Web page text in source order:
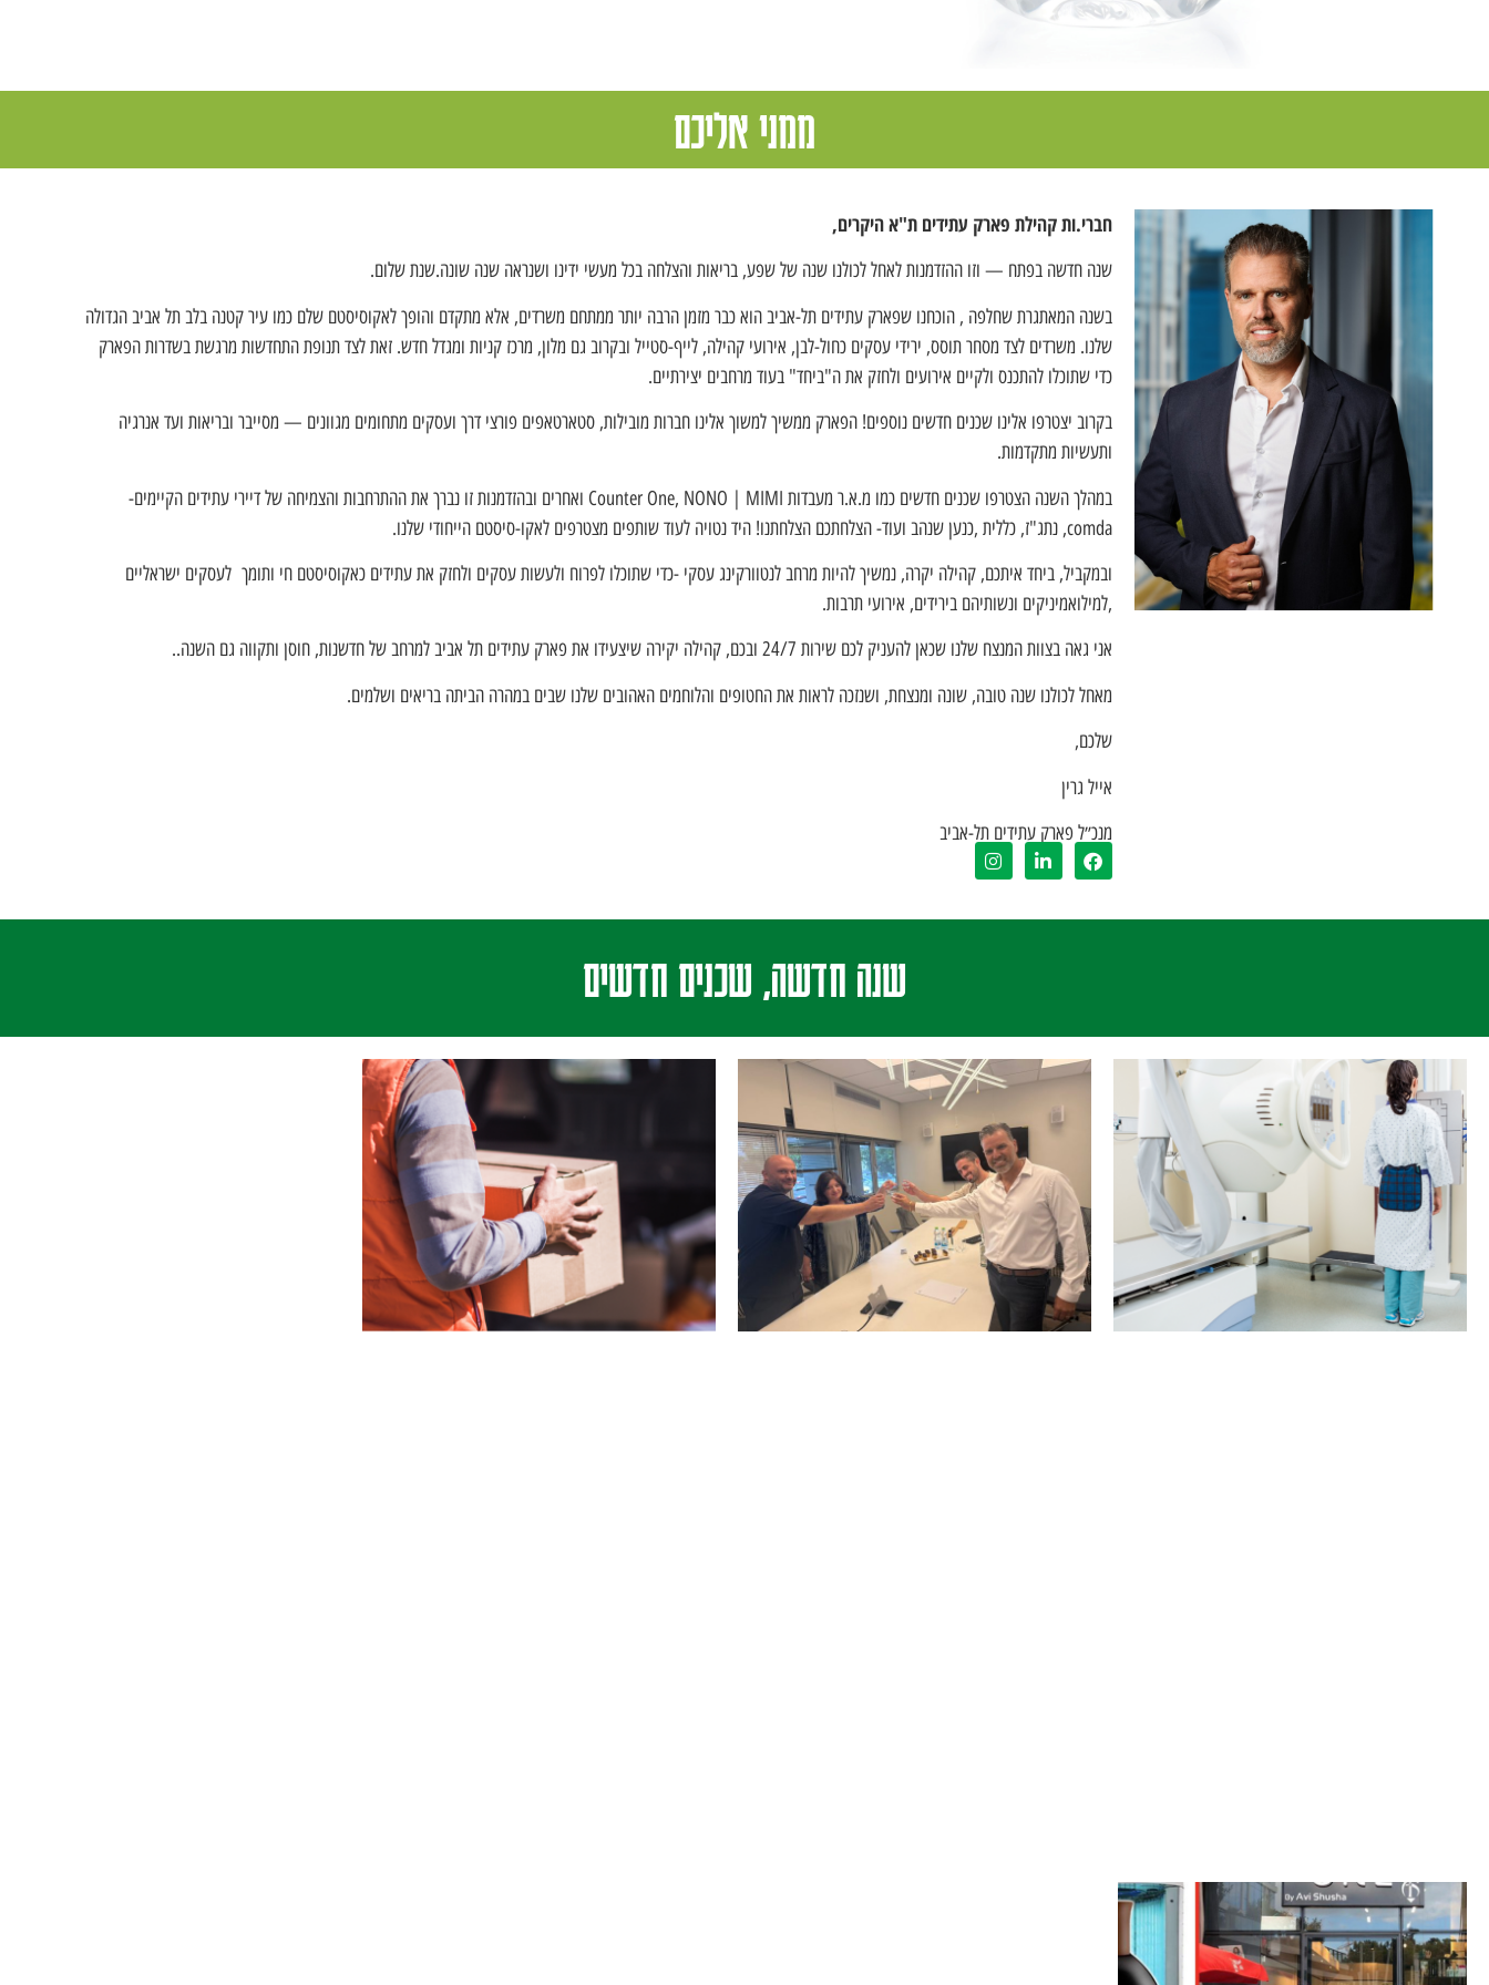
ממני אליכם
חברי.ות קהילת פארק עתידים ת"א היקרים,
שנה חדשה בפתח — וזו ההזדמנות לאחל לכולנו שנה של שפע, בריאות והצלחה בכל מעשי ידינו ושנראה שנה שונה.שנת שלום.
בשנה המאתגרת שחלפה , הוכחנו שפארק עתידים תל-אביב הוא כבר מזמן הרבה יותר ממתחם משרדים, אלא מתקדם והופך לאקוסיסטם שלם כמו עיר קטנה בלב תל אביב הגדולה
שלנו. משרדים לצד מסחר תוסס, ירידי עסקים כחול-לבן, אירועי קהילה, לייף-סטייל ובקרוב גם מלון, מרכז קניות ומגדל חדש. זאת לצד תנופת התחדשות מרגשת בשדרות הפארק
כדי שתוכלו להתכנס ולקיים אירועים ולחזק את ה"ביחד" בעוד מרחבים יצירתיים.
בקרוב יצטרפו אלינו שכנים חדשים נוספים! הפארק ממשיך למשוך אלינו חברות מובילות, סטארטאפים פורצי דרך ועסקים מתחומים מגוונים — מסייבר ובריאות ועד אנרגיה
ותעשיות מתקדמות.
במהלך השנה הצטרפו שכנים חדשים כמו מ.א.ר מעבדות Counter One, NONO | MIMI ואחרים ובהזדמנות זו נברך את ההתרחבות והצמיחה של דיירי עתידים הקיימים-
comda, נתג"ז, כללית ,כנען שנהב ועוד- הצלחתכם הצלחתנו! היד נטויה לעוד שותפים מצטרפים לאקו-סיסטם הייחודי שלנו.
ובמקביל, ביחד איתכם, קהילה יקרה, נמשיך להיות מרחב לנטוורקינג עסקי -כדי שתוכלו לפרוח ולעשות עסקים ולחזק את עתידים כאקוסיסטם חי ותומך לעסקים ישראליים
,למילואמיניקים ונשותיהם בירידים, אירועי תרבות.
אני גאה בצוות המנצח שלנו שכאן להעניק לכם שירות 24/7 ובכם, קהילה יקירה שיצעידו את פארק עתידים תל אביב למרחב של חדשנות, חוסן ותקווה גם השנה..
מאחל לכולנו שנה טובה, שונה ומנצחת, ושנזכה לראות את החטופים והלוחמים האהובים שלנו שבים במהרה הביתה בריאים ושלמים.
שלכם,
אייל גרין
מנכ״ל פארק עתידים תל-אביב
שנה חדשה, שכנים חדשים